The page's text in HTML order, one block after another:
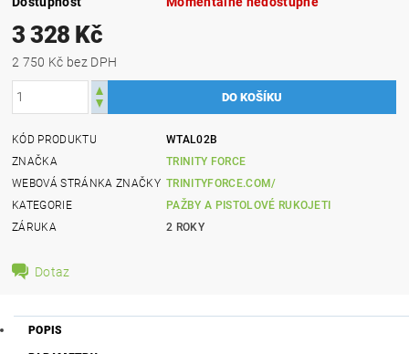
3 328 Kč
2 750 Kč bez DPH
KÓD PRODUKTU
WTAL02B
ZNAČKA
TRINITY FORCE
WEBOVÁ STRÁNKA ZNAČKY TRINITYFORCE.COM/
KATEGORIE
PAŽBY A PISTOLOVÉ RUKOJETI
ZÁRUKA
2 ROKY
Dotaz
POPIS